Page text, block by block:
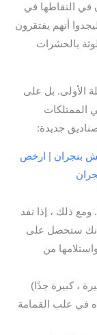
في التقاطها في
أنهم يفتقرون
بالحشرات
الأولى. بل على
الممتلكات
جديدة:
بنجران
ارخص
ومع ذلك ، إذا نفد
أنك ستحصل على
من
، كبيرة جدًا)
في علب القمامة